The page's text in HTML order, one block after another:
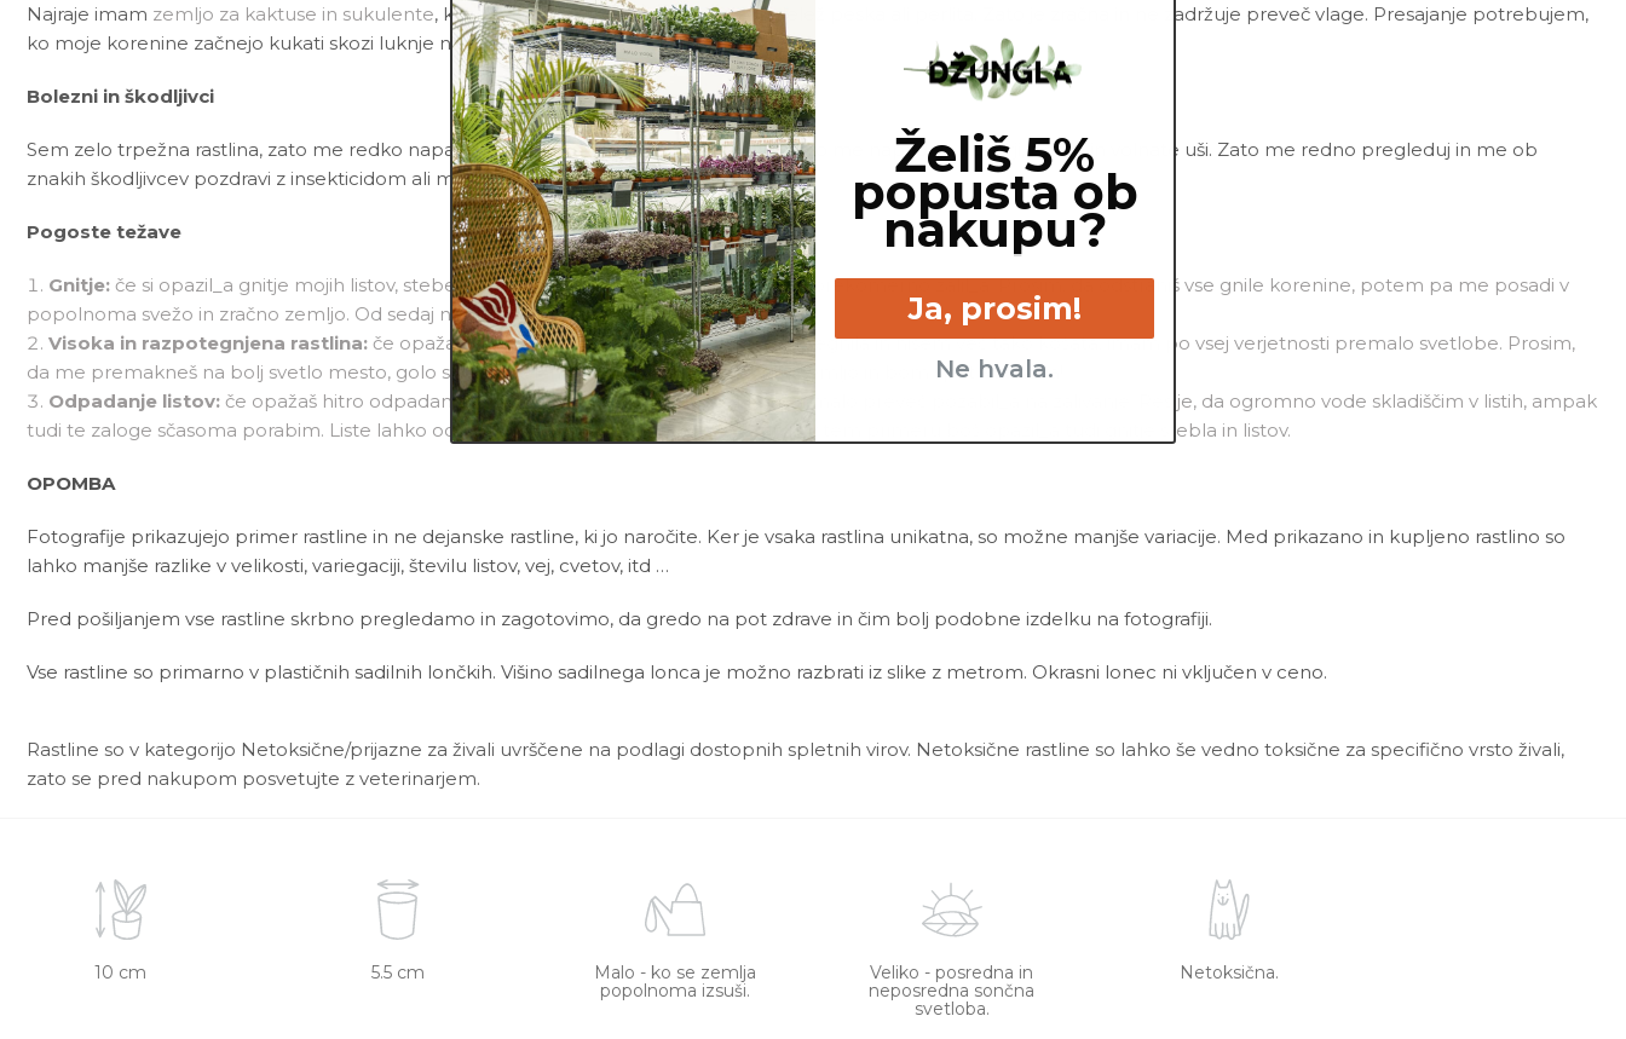
Najraje imam zemljo za kaktuse in sukulente, ki poleg črne šote vsebuje tudi velik delež peska ali perlita. Zato je zračna in ne zadržuje preveč vlage. Presajanje potrebujem,
ko moje korenine začnejo kukati skozi luknje na dnu lonca.
Bolezni in škodljivci
Sem zelo trpežna rastlina, zato me redko napadejo bolezni in škodljivci. Najbolj pogosto me napadejo kaparji, pršice in volnate uši. Zato me redno pregleduj in me ob
znakih škodljivcev pozdravi z insekticidom ali mešanicoNeem tonikain vode.
Pogoste težave
Gnitje: če si opazil_a gnitje mojih listov, stebel in/ali korenin, si me po vsej verjetnosti prekomerno zalil_a. Prosim, da odstraniš vse gnile korenine, potem pa me posadi v
popolnoma svežo in zračno zemljo. Od sedaj naprej me, prosim, zalivaj manj pogosto.
Visoka in razpotegnjena rastlina: če opažaš, da sem se v tvoji negi nekoliko razpotegnila in nisem več tako košata, imam po vsej verjetnosti premalo svetlobe. Prosim,
da me premakneš na bolj svetlo mesto, golo steblo pa lahko zakoplješ tudi globje v zemljo in bom spet kot nova!
Odpadanje listov: če opažaš hitro odpadanje mojih listov, te hočem opozoriti, da si malo preveč pozabil_a na zalivanje. Res je, da ogromno vode skladiščim v listih, ampak
tudi te zaloge sčasoma porabim. Liste lahko odvržem tudi pri prepogostem zalivanju, v tem primeru boš opazil_a tudi gnitje stebla in listov.
OPOMBA
Fotografije prikazujejo primer rastline in ne dejanske rastline, ki jo naročite. Ker je vsaka rastlina unikatna, so možne manjše variacije. Med prikazano in kupljeno rastlino so
lahko manjše razlike v velikosti, variegaciji, številu listov, vej, cvetov, itd …
Pred pošiljanjem vse rastline skrbno pregledamo in zagotovimo, da gredo na pot zdrave in čim bolj podobne izdelku na fotografiji.
Vse rastline so primarno v plastičnih sadilnih lončkih. Višino sadilnega lonca je možno razbrati iz slike z metrom. Okrasni lonec ni vključen v ceno.
Rastline so v kategorijo Netoksične/prijazne za živali uvrščene na podlagi dostopnih spletnih virov. Netoksične rastline so lahko še vedno toksične za specifično vrsto živali,
zato se pred nakupom posvetujte z veterinarjem.
10 cm 5.5 cm
Malo - ko se zemlja
popolnoma izsuši.
Veliko - posredna in
neposredna sončna
svetloba.
Netoksična.
Želiš 5%
popusta ob
nakupu?
Ja, prosim!
Ne hvala.